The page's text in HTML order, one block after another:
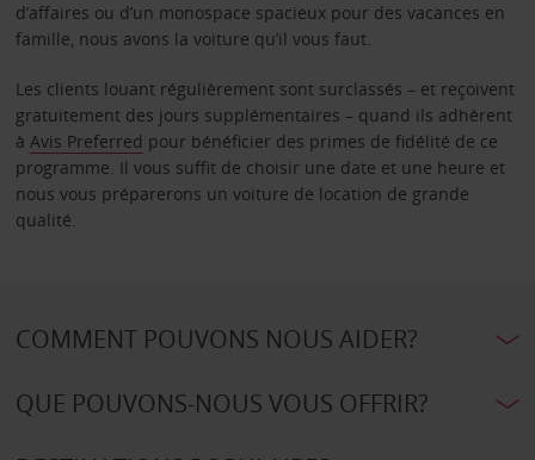
d’affaires ou d’un monospace spacieux pour des vacances en
famille, nous avons la voiture qu’il vous faut.
Les clients louant régulièrement sont surclassés – et reçoivent
gratuitement des jours supplémentaires – quand ils adhèrent
à Avis Preferred pour bénéficier des primes de fidélité de ce
programme. Il vous suffit de choisir une date et une heure et
nous vous préparerons un voiture de location de grande
qualité.
COMMENT POUVONS NOUS AIDER?
QUE POUVONS-NOUS VOUS OFFRIR?